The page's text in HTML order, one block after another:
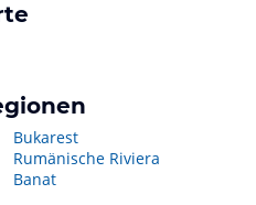
Bukarest
Rumänische Riviera
Banat